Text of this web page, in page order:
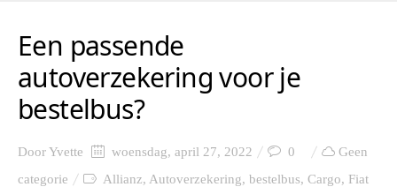
Een passende
autoverzekering voor je
bestelbus?
DoorYvette woensdag, april 27, 2022 0
Geen
categorie
Allianz, Autoverzekering, bestelbus, Cargo, Fiat